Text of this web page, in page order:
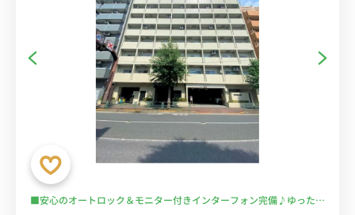
■安心のオートロック＆モニター付きインターフォン完備♪ゆったり